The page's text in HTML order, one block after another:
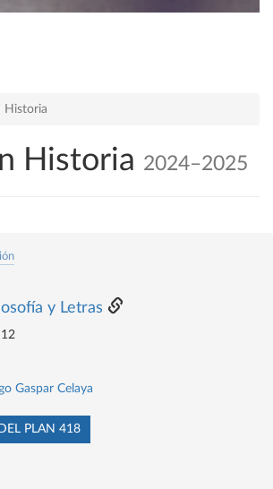
Historia
Historia 2024–2025
y Letras
Gaspar Celaya
PLAN 418